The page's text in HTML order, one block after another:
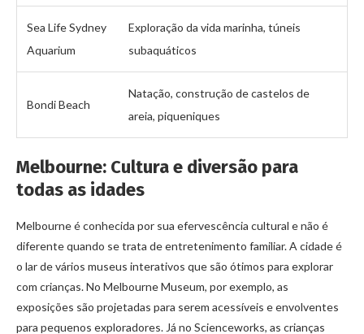
Sea Life Sydney
Aquarium
Exploração da vida marinha, túneis
subaquáticos
Bondi Beach
Natação, construção de castelos de
areia, piqueniques
Melbourne: Cultura e diversão para
todas as idades
Melbourne é conhecida por sua efervescência cultural e não é
diferente quando se trata de entretenimento familiar. A cidade é
o lar de vários museus interativos que são ótimos para explorar
com crianças. No Melbourne Museum, por exemplo, as
exposições são projetadas para serem acessíveis e envolventes
para pequenos exploradores. Já no Scienceworks, as crianças